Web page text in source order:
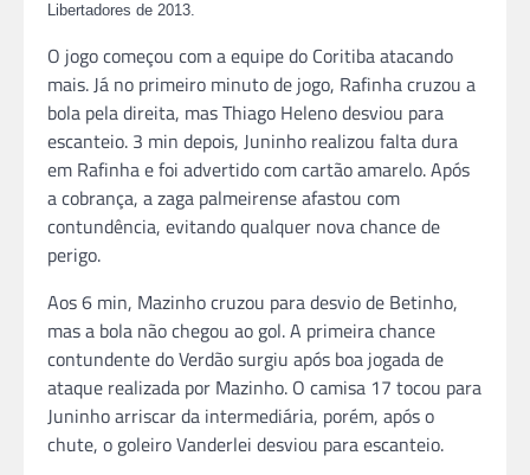
Libertadores de 2013.
O jogo começou com a equipe do Coritiba atacando
mais. Já no primeiro minuto de jogo, Rafinha cruzou a
bola pela direita, mas Thiago Heleno desviou para
escanteio. 3 min depois, Juninho realizou falta dura
em Rafinha e foi advertido com cartão amarelo. Após
a cobrança, a zaga palmeirense afastou com
contundência, evitando qualquer nova chance de
perigo.
Aos 6 min, Mazinho cruzou para desvio de Betinho,
mas a bola não chegou ao gol. A primeira chance
contundente do Verdão surgiu após boa jogada de
ataque realizada por Mazinho. O camisa 17 tocou para
Juninho arriscar da intermediária, porém, após o
chute, o goleiro Vanderlei desviou para escanteio.